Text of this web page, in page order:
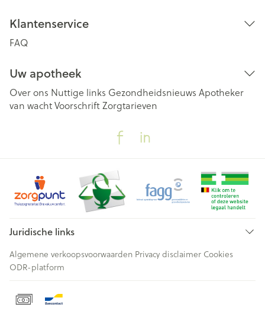
Klantenservice
FAQ
Uw apotheek
Over ons Nuttige links Gezondheidsnieuws Apotheker
van wachtVoorschriftZorgtarieven
Juridische links
Algemene verkoopsvoorwaarden Privacy disclaimer Cookies
ODR-platform